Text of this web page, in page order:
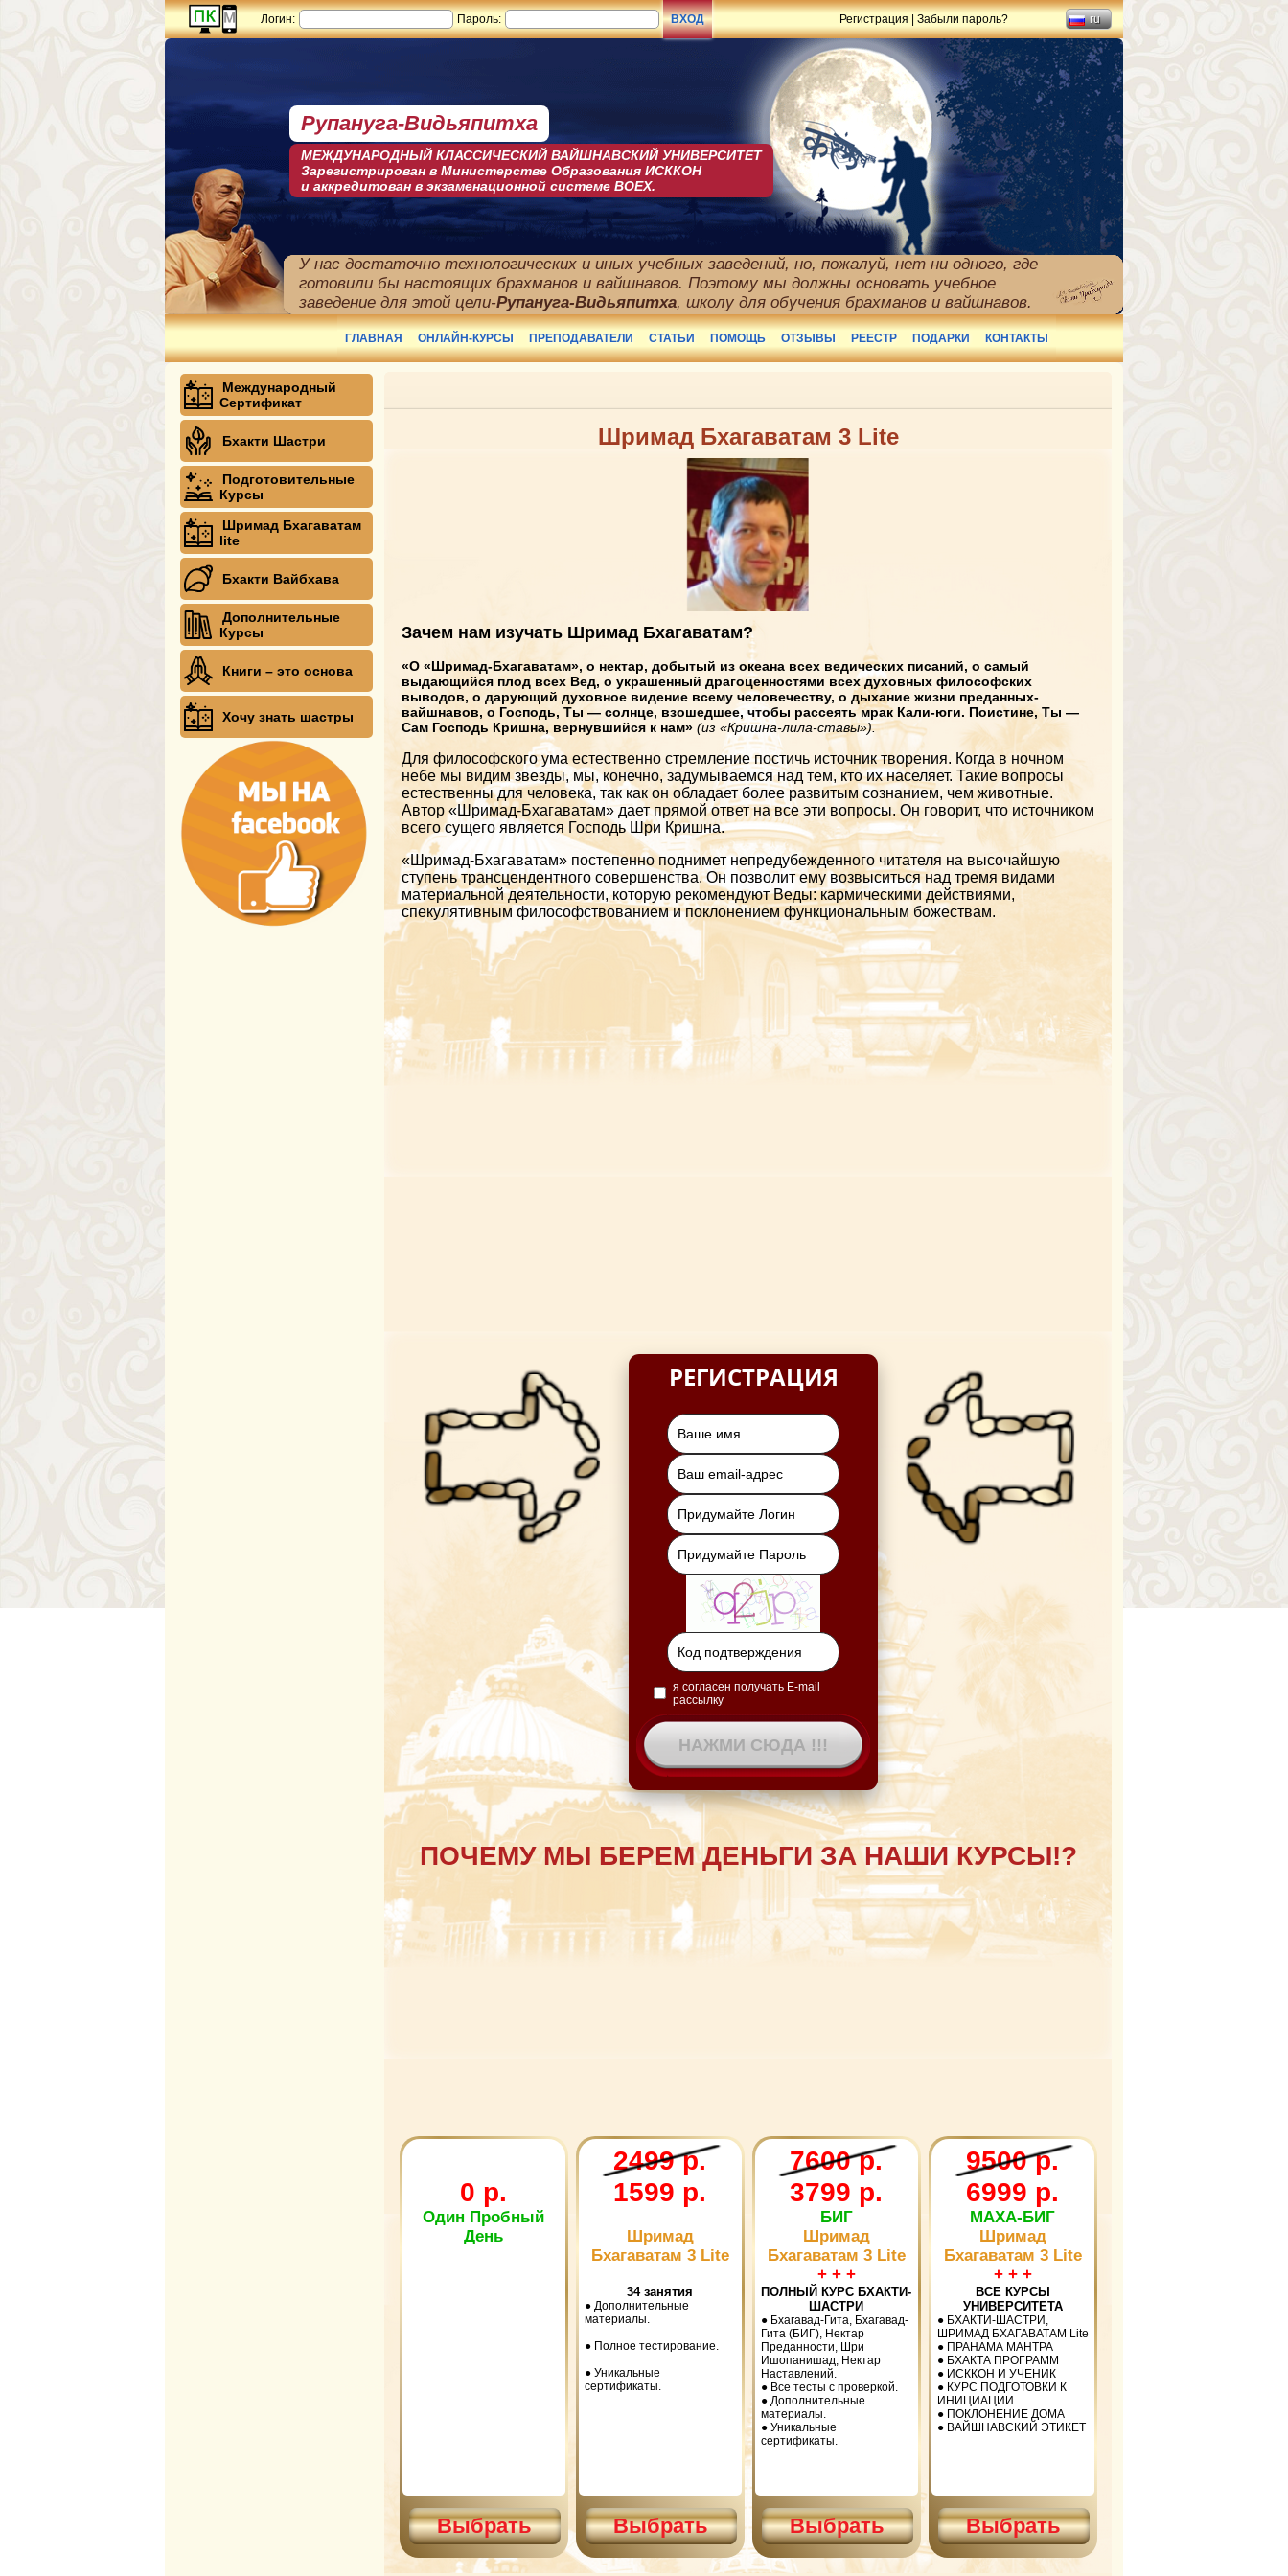
Логин: Пароль: Регистрация Забыли пароль? ru
Рупануга-Видьяпитха
МЕЖДУНАРОДНЫЙ КЛАСCИЧЕСКИЙ ВАЙШНАВСКИЙ УНИВЕРСИТЕТ
Зарегистрирован в Министерстве Образования ИСККОН
и аккредитован в экзаменационной системе BOEX.
У нас достаточно технологических и иных учебных заведений, но, пожалуй, нет ни одного, где
готовили бы настоящих брахманов и вайшнавов. Поэтому мы должны основать учебное
заведение для этой цели-Рупануга-Видьяпитха, школу для обучения брахманов и вайшнавов.
Международный
Сертификат
Бхакти Шастри
Подготовительные
Курсы
Шримад Бхагаватам
lite
Бхакти Вайбхава
Дополнительные
Курсы
Книги – это основа
Хочу знать шастры
Шримад Бхагаватам 3 Lite
Зачем нам изучать Шримад Бхагаватам?
«О «Шримад-Бхагаватам», о нектар, добытый из океана всех ведических писаний, о самый
выдающийся плод всех Вед, о украшенный драгоценностями всех духовных философских
выводов, о дарующий духовное видение всему человечеству, о дыхание жизни преданных-
вайшнавов, о Господь, Ты — солнце, взошедшее, чтобы рассеять мрак Кали-юги. Поистине, Ты —
Сам Господь Кришна, вернувшийся к нам» (из «Кришна-лила-ставы»).
Для философского ума естественно стремление постичь источник творения. Когда в ночном
небе мы видим звезды, мы, конечно, задумываемся над тем, кто их населяет. Такие вопросы
естественны для человека, так как он обладает более развитым сознанием, чем животные.
Автор «Шримад-Бхагаватам» дает прямой ответ на все эти вопросы. Он говорит, что источником
всего сущего является Господь Шри Кришна.
«Шримад-Бхагаватам» постепенно поднимет непредубежденного читателя на высочайшую
ступень трансцендентного совершенства. Он позволит ему возвыситься над тремя видами
материальной деятельности, которую рекомендуют Веды: кармическими действиями,
спекулятивным философствованием и поклонением функциональным божествам.
РЕГИСТРАЦИЯ
я согласен получать E-mail
рассылку
ПОЧЕМУ МЫ БЕРЕМ ДЕНЬГИ ЗА НАШИ КУРСЫ!?
0 р.
Один Пробный
День
2499 р.
1599 р.
Шримад
Бхагаватам 3 Lite
34 занятия
● Дополнительные
материалы.
● Полное тестирование.
● Уникальные
сертификаты.
7600 р.
3799 р.
БИГ
Шримад
Бхагаватам 3 Lite
+ + +
ПОЛНЫЙ КУРС БХАКТИ-
ШАСТРИ
● Бхагавад-Гита, Бхагавад-
Гита (БИГ), Нектар
Преданности, Шри
Ишопанишад, Нектар
Наставлений.
● Все тесты с проверкой.
● Дополнительные
материалы.
● Уникальные
сертификаты.
9500 р.
6999 р.
МАХА-БИГ
Шримад
Бхагаватам 3 Lite
+ + +
ВСЕ КУРСЫ
УНИВЕРСИТЕТА
● БХАКТИ-ШАСТРИ,
ШРИМАД БХАГАВАТАМ Lite
● ПРАНАМА МАНТРА
● БХАКТА ПРОГРАММ
● ИСККОН И УЧЕНИК
● КУРС ПОДГОТОВКИ К
ИНИЦИАЦИИ
● ПОКЛОНЕНИЕ ДОМА
● ВАЙШНАВСКИЙ ЭТИКЕТ